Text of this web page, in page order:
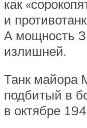
как
и
А мощность
излишней.
Танк майора
подбитый в
в октябре